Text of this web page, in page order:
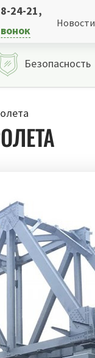
24-21,
Новости
Безопасность